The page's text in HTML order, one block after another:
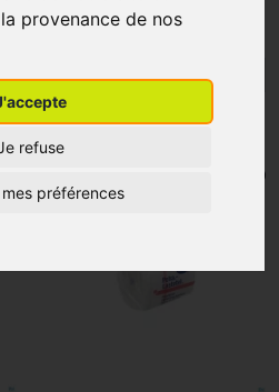
provenance de nos
refuse
préférences
15 20 25 30